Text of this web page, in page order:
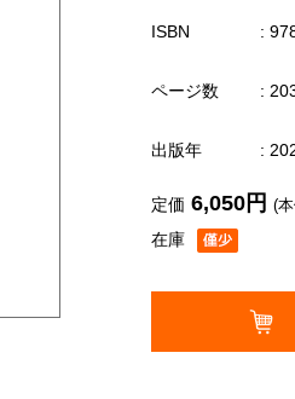
ISBN :
ページ数 :
出版年 :
在庫
定価 6,050円 (